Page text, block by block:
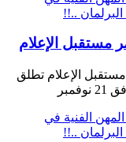
في مؤتمر مستقبل الإعلام تطلق